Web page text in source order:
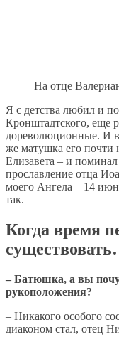
На отце
Я с детства любил и
Кронштадтского, еще
дореволюционные. И
же матушка его почти
Елизавета – и
прославление отца
моего Ангела – 14
так.
Когда время
– Батюшка, а вы
рукоположения?
– Никакого особого
диаконом стал, отец